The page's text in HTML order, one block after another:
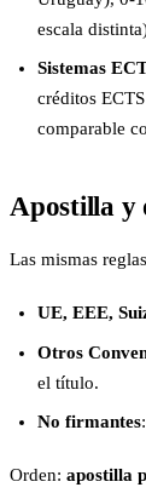
escala
Sistemas
créditos
comparable
Apostilla y
Las mismas
UE, EEE,
Otros
el título.
No firmantes
Orden: apostilla